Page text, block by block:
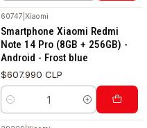
60747 |Xiaomi
Smartphone Xiaomi Redmi
Note 14 Pro (8GB + 256GB) -
Android - Frost blue
$607.990 CLP
Cantidad